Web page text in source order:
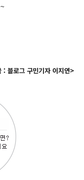
: 블로그 구민기자 이지연>